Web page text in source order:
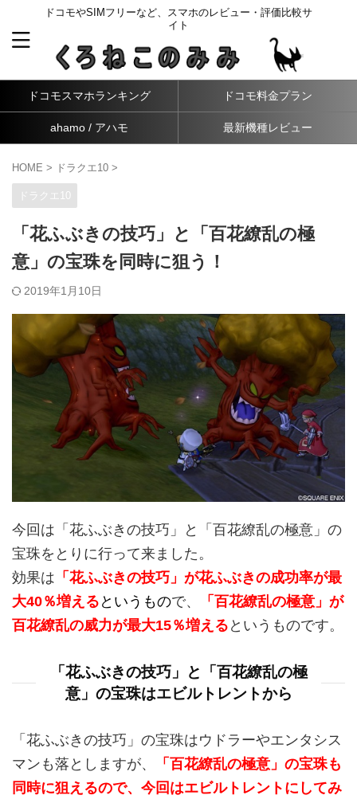
ドコモやSIMフリーなど、スマホのレビュー・評価比較サ
イト
ドコモスマホランキング ドコモ料金プラン
ahamo / アハモ 最新機種レビュー
HOME > ドラクエ10 >
ドラクエ10
「花ふぶきの技巧」と「百花繚乱の極
意」の宝珠を同時に狙う！
2019年1月10日
今回は「花ふぶきの技巧」と「百花繚乱の極意」の
宝珠をとりに行って来ました。
効果は 「花ふぶきの技巧」が花ふぶきの成功率が最
大40％増える というもので、
「百花繚乱の極意」が
百花繚乱の威力が最大15％増える というものです。
「花ふぶきの技巧」と「百花繚乱の極
意」の宝珠はエビルトレントから
「花ふぶきの技巧」の宝珠はウドラーやエンタシス
マンも落としますが、
「百花繚乱の極意」の宝珠も
同時に狙えるので、今回はエビルトレントにしてみ